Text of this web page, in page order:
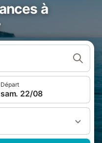
à
Départ
sam. 22/08